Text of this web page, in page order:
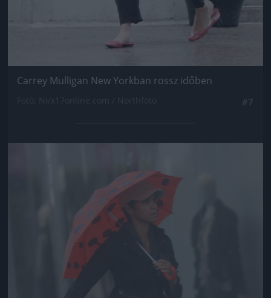
Carrey Mulligan New Yorkban rossz időben